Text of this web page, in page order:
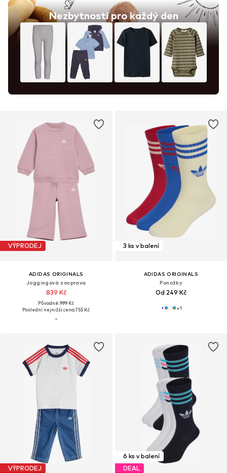
Nezbytnosti pro každý den
VÝPRODEJ
ADIDAS ORIGINALS
Joggingová souprava
839 Kč
Původně: 999 Kč
Poslední nejnižší cena:755 Kč
3 ks v balení
ADIDAS ORIGINALS
Ponožky
Od 249 Kč
+1
VÝPRODEJ
6 ks v balení
DEAL